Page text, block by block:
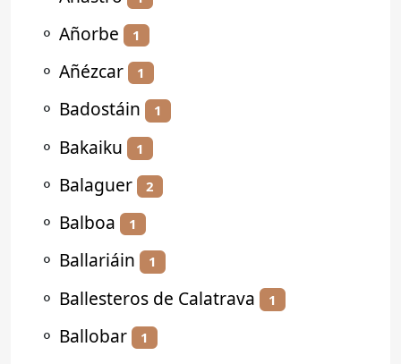
⚬ Añorbe 1
⚬ Añézcar 1
⚬ Badostáin 1
⚬ Bakaiku 1
⚬ Balaguer 2
⚬ Balboa 1
⚬ Ballariáin 1
⚬ Ballesteros de Calatrava 1
⚬ Ballobar 1